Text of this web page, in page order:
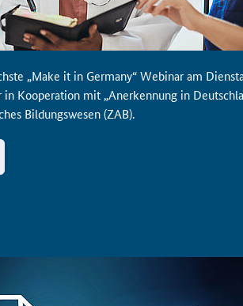
„Make it in Germany“ Webinar am
Kooperation mit „Anerkennung in
Bildungswesen (ZAB).